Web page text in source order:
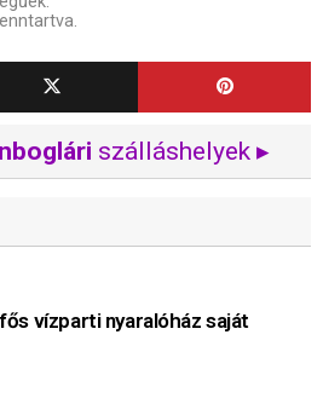
szálláshelyek ▸
vízparti nyaralóház saját